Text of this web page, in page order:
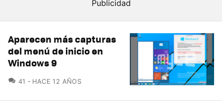
Aparecen más capturas
del menú de inicio en
Windows 9
41 COMENTARIOS
HACE 12 AÑOS